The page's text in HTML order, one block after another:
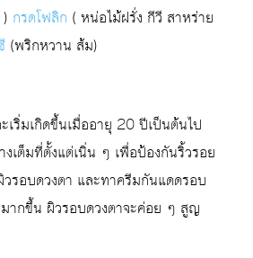
กรดโฟลิก ( หน่อไม้ฝรั่ง กีวี สาหร่าย
(พริกหวาน ส้ม)
เริ่มเกิดขึ้นเมื่ออายุ 20 ปีเป็นต้นไป
งเต็มที่ตั้งแต่เนิ่น ๆ เพื่อป้องกันริ้วรอย
รอบดวงตา และทาครีมกันแดดรอบ
ากขึ้น ผิวรอบดวงตาจะค่อย ๆ สูญ